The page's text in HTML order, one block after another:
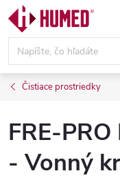
Prejsť
obsah
Čistiace prostriedky
FRE-PRO
- Vonný